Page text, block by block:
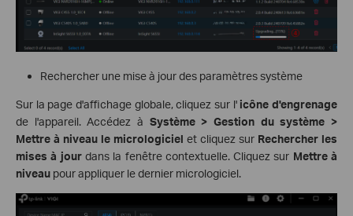
Rechercher une mise à jour des paramètres système
Sur la page d'affichage globale, cliquez sur l' icône d'engrenage
de l'appareil. Accédez à Système > Gestion du système >
Mettre à niveau le micrologiciel et cliquez sur Rechercher les
mises à jourdans la fenêtre contextuelle. Cliquez sur Mettre à
niveau pour appliquer le dernier micrologiciel.